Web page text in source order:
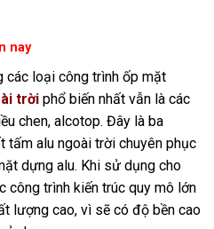
nay
các loại công trình ốp mặt
trời phổ biến nhất vẫn là các
chen, alcotop. Đây là ba
tấm alu ngoài trời chuyên phục
dựng alu. Khi sử dụng cho
công trình kiến trúc quy mô lớn
lượng cao, vì sẽ có độ bền cao